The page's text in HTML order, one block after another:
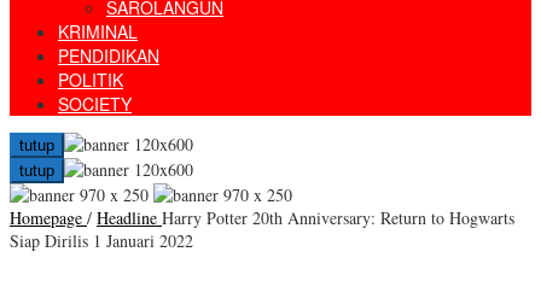
SAROLANGUN
KRIMINAL
PENDIDIKAN
POLITIK
SOCIETY
tutup
tutup
Homepage / Headline Harry Potter 20th Anniversary: Return to Hogwarts
Siap Dirilis 1 Januari 2022